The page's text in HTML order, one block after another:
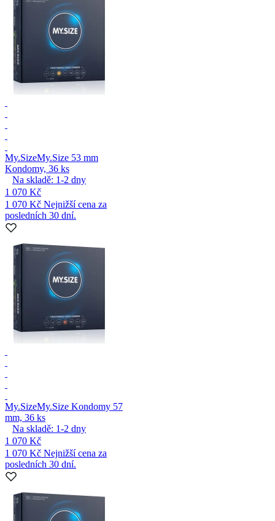
My.SizeMy.Size 53 mm
Kondomy, 36 ks
Na skladě: 1-2 dny
1 070 Kč
1 070 Kč Nejnižší cena za
posledních 30 dní.
My.SizeMy.Size Kondomy 57
mm, 36 ks
Na skladě: 1-2 dny
1 070 Kč
1 070 Kč Nejnižší cena za
posledních 30 dní.